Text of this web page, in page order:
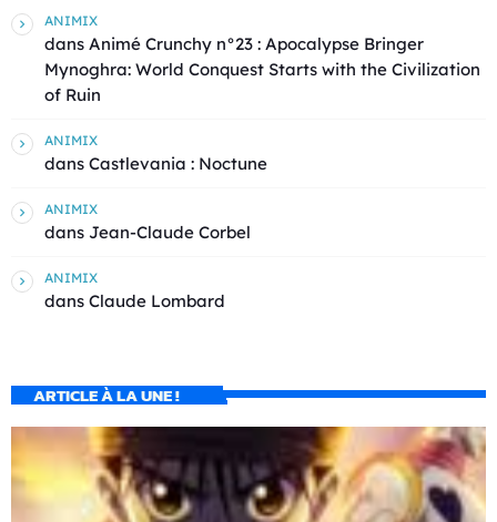
ANIMIX
dans Animé Crunchy n°23 : Apocalypse Bringer
Mynoghra: World Conquest Starts with the Civilization
of Ruin
ANIMIX
dans Castlevania : Noctune
ANIMIX
dans Jean-Claude Corbel
ANIMIX
dans Claude Lombard
ARTICLE À LA UNE !